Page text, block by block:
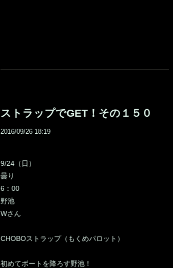
ストラップでGET！その１５０
2016/09/26 18:19
9/24（日）
曇り
6：00
野池
Wさん
CHOBOストラップ（もくめパロット）
初めてボートを降ろす野池！